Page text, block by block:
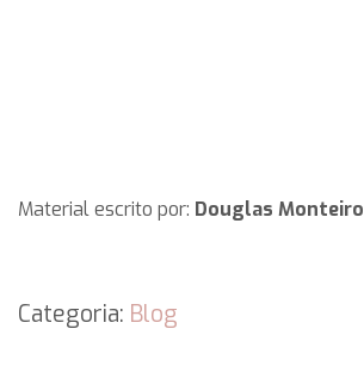
Material escrito por: Douglas Monteiro
Categoria: Blog